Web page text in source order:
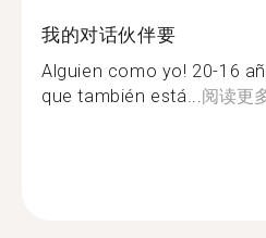
我的对话伙伴要
Alguien como yo! 20-16
que también está...阅读更